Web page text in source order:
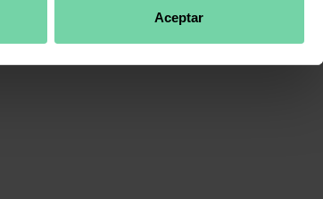
Aceptar